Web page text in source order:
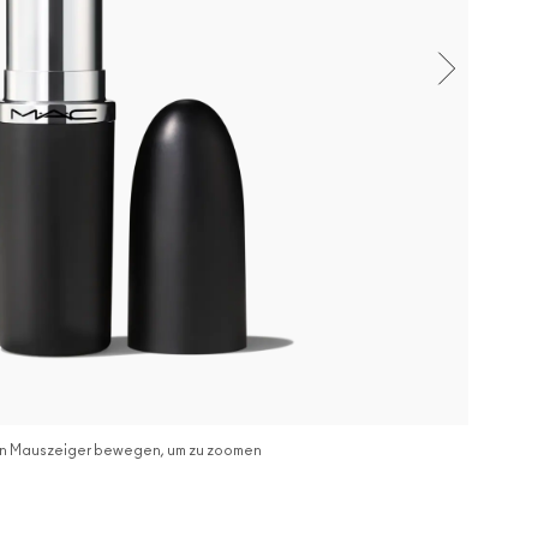
Mauszeiger bewegen, um zu zoomen